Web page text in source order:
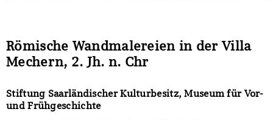
Römische Wandmalereien in der Villa
Mechern, 2. Jh. n. Chr
Stiftung Saarländischer Kulturbesitz, Museum für Vor-
und Frühgeschichte